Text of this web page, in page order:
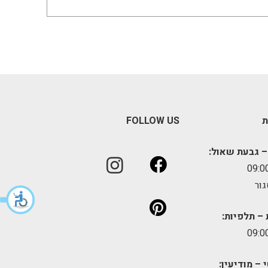
גבעת שאול:
– תלפיות:
– מודיעין:
FOLLOW US